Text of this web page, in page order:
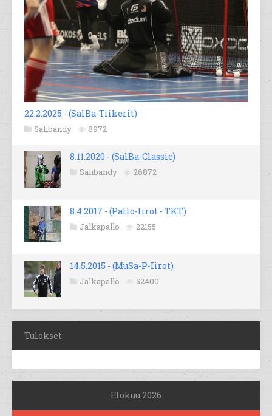
22.2.2025 - (SalBa-Tiikerit)
Salibandy 8972
8.11.2020 - (SalBa-Classic)
Salibandy 26872
8.4.2017 - (Pallo-Iirot - TKT)
Jalkapallo 22155
14.5.2015 - (MuSa-P-Iirot)
Jalkapallo 52400
Tulokset
Elokuu 2026